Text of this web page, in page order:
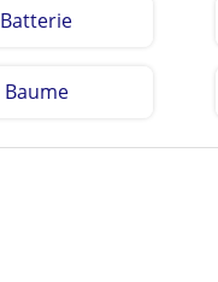
Batterie
Baume